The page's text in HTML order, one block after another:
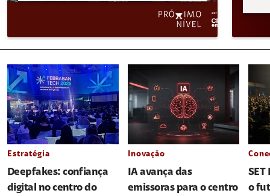
Estratégia
Deepfakes: confiança
digital no centro do
Inovação
IA avança das
emissoras para o centro
SET
o